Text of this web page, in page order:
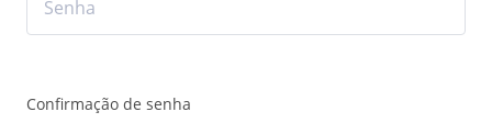
Confirmação de senha